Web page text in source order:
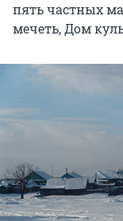
пять частных
мечеть, Дом